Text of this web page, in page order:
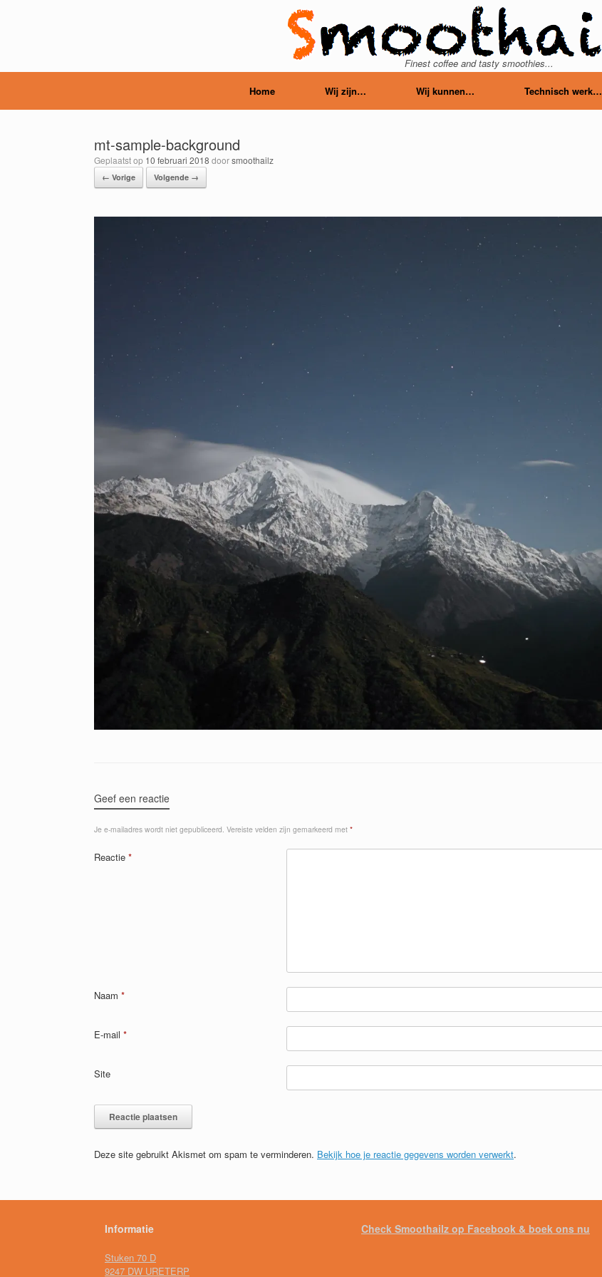
Finest coffee and tasty smoothies...
Home Wij zijn… Wij kunnen… Technisch werk…
mt-sample-background
Geplaatst op 10 februari 2018 doorsmoothailz
← Vorige Volgende →
Geef een reactie
Je e-mailadres wordt niet gepubliceerd. Vereiste velden zijn gemarkeerd met *
Reactie *
Naam *
E-mail *
Site
Deze site gebruikt Akismet om spam te verminderen. Bekijk hoe je reactie gegevens worden verwerkt.
Informatie
Stuken 70 D
9247 DW URETERP
Check Smoothailz op Facebook & boek ons nu